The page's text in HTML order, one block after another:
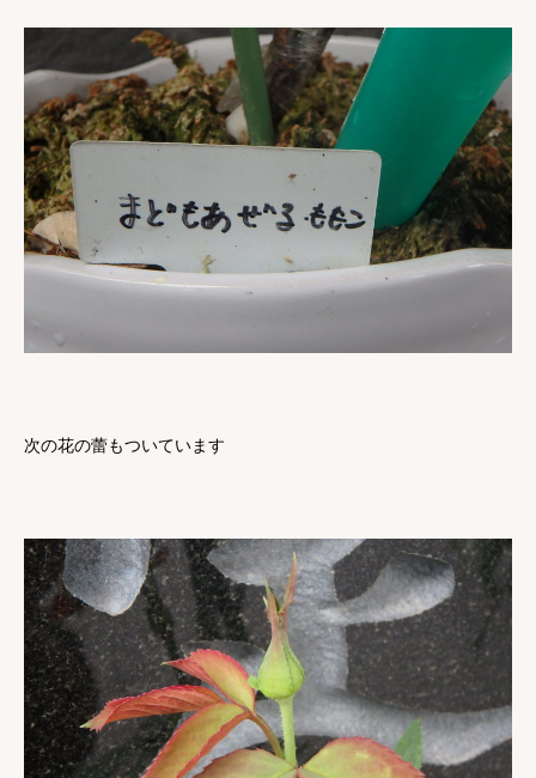
次の花の蕾もついています